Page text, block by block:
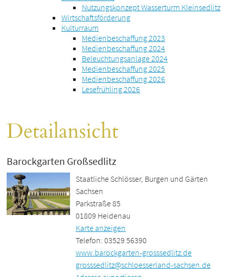
Nutzungskonzept Wasserturm Kleinsedlitz
Wirtschaftsförderung
Kulturraum
Medienbeschaffung 2023
Medienbeschaffung 2024
Beleuchtungsanlage 2024
Medienbeschaffung 2025
Medienbeschaffung 2026
Lesefrühling 2026
Detailansicht
Barockgarten Großsedlitz
Staatliche Schlösser, Burgen und Gärten
Sachsen
Parkstraße 85
01809 Heidenau
Karte anzeigen
Telefon: 03529 56390
www.barockgarten-grosssedlitz.de
grosssedlitz@schloesserland-sachsen.de